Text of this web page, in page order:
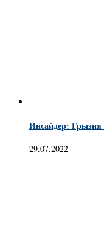
Инсайдер: Грызня
29.07.2022